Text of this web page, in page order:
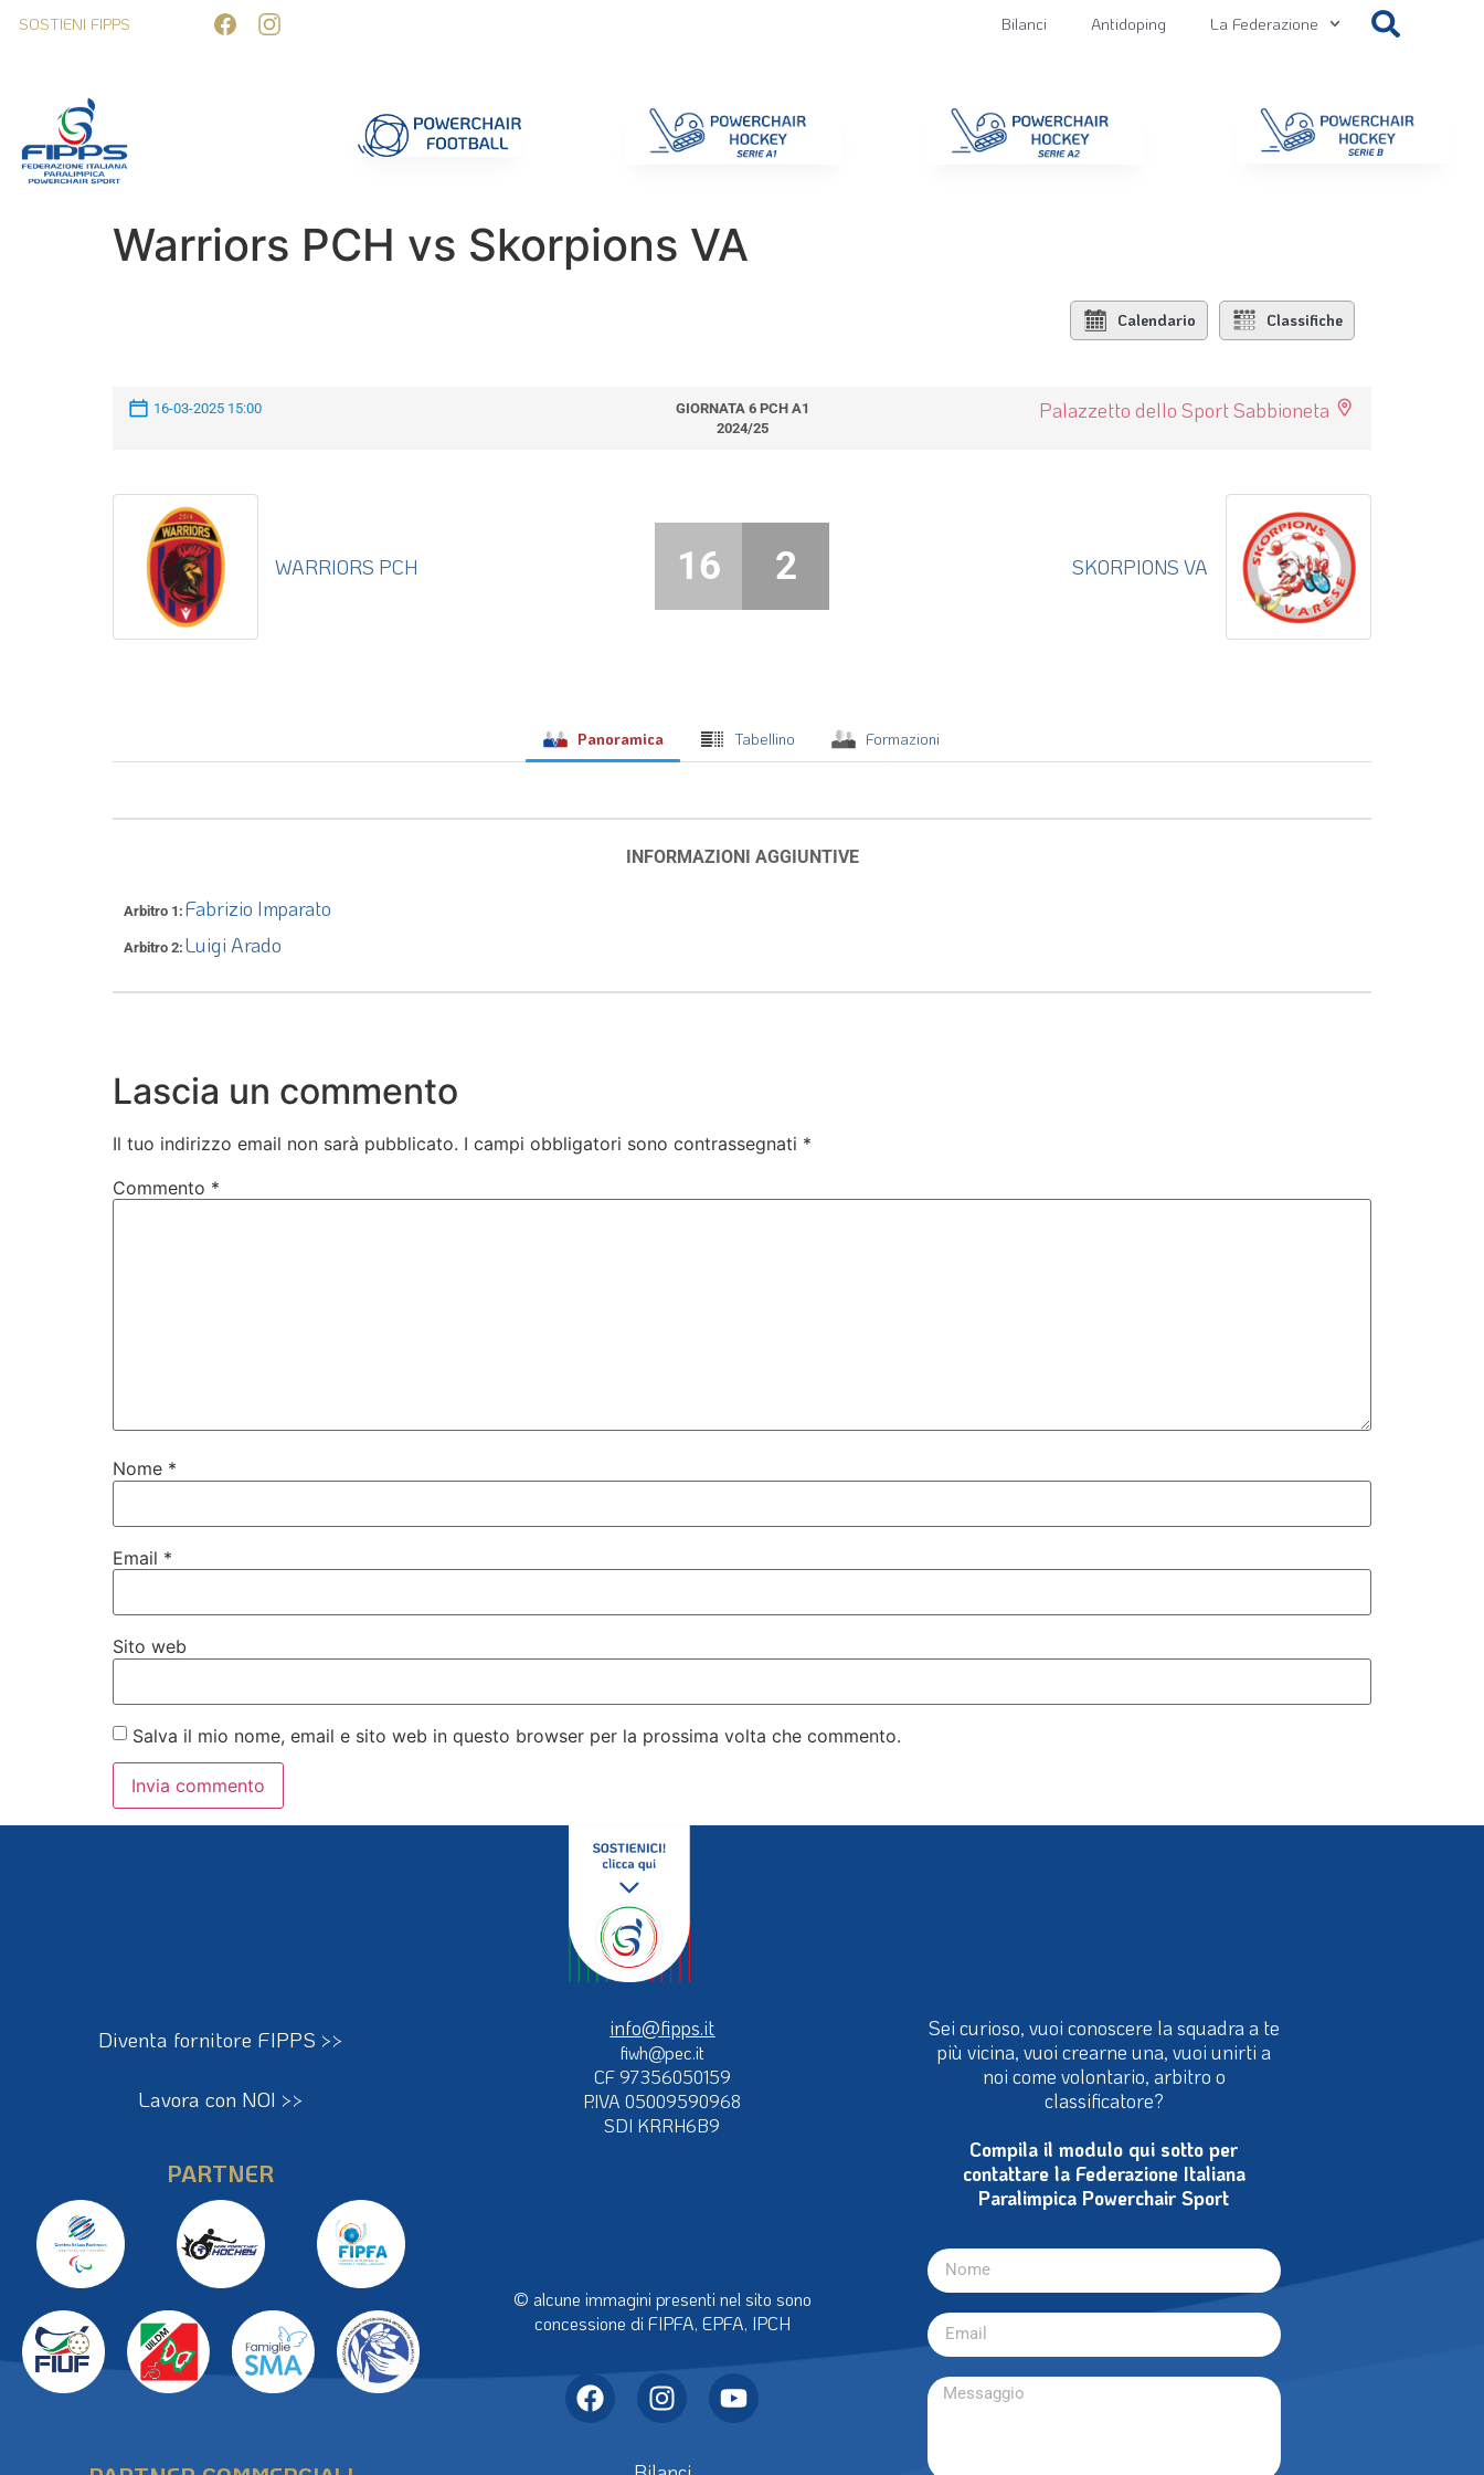
SOSTIENI FIPPS Bilanci Antidoping La Federazione
Warriors PCH vs Skorpions VA
Calendario Classifiche
16-03-2025 15:00
GIORNATA 6 PCH A1
2024/25
Palazzetto dello Sport Sabbioneta
WARRIORS PCH SKORPIONS VA
16 2
Panoramica Tabellino Formazioni
INFORMAZIONI AGGIUNTIVE
Arbitro 1 Fabrizio Imparato
Arbitro 2 Luigi Arado
Lascia un commento
Il tuo indirizzo email non sarà pubblicato. I campi obbligatori sono contrassegnati *
Commento *
Nome *
Email *
Sito web
Salva il mio nome, email e sito web in questo browser per la prossima volta che commento.
Diventa fornitore FIPPS >>
Lavora con NOI >>
PARTNER
info@fipps.it
fiwh@pec.it
CF 97356050159
P.IVA 05009590968
SDI KRRH6B9
© alcune immagini presenti nel sito sono
concessione di FIPFA, EPFA, IPCH
Sei curioso, vuoi conoscere la squadra a te
più vicina, vuoi crearne una, vuoi unirti a
noi come volontario, arbitro o
classificatore?
Compila il modulo qui sotto per
contattare la Federazione Italiana
Paralimpica Powerchair Sport